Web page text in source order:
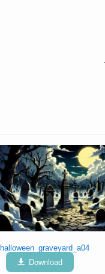
halloween_graveyard_a04
Download